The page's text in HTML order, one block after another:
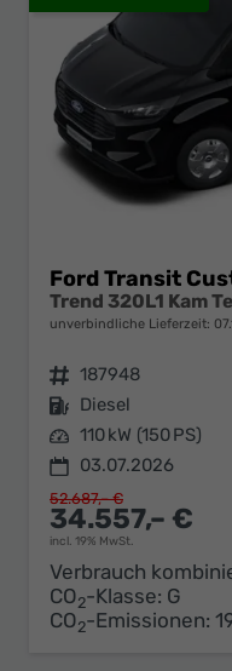
Ford Transit
Trend 320L1 Kam
unverbindliche Lieferzeit:
Fahrzeugnr. 187948
Kraftstoff Diesel
Leistung 110 kW (150 PS)
03.07.2026
34.557,– €
incl. 19% MwSt.
52.687,– €
Verbrauch
CO2-Klasse: G
CO2-Emissionen: